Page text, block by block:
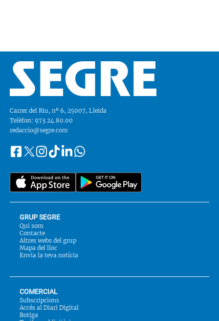
Carrer del Riu, nº 6, 25007, Lleida
Telèfon: 973.24.80.00
redaccio@segre.com
Segueix-
a::
FacebookInstagram
TiktokLinkedinWhatsapp
GRUP SEGRE
Qui som
Contacte
Altres webs del grup
Mapa del lloc
Envia la teva notícia
COMERCIAL
Subscripcions
Accés al Diari Digital
Botiga